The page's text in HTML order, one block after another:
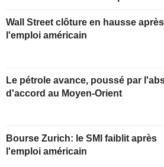
Wall Street clôture en hausse après
l'emploi américain
Le pétrole avance, poussé par
d'accord au Moyen-Orient
Bourse Zurich: le SMI faiblit après
l'emploi américain